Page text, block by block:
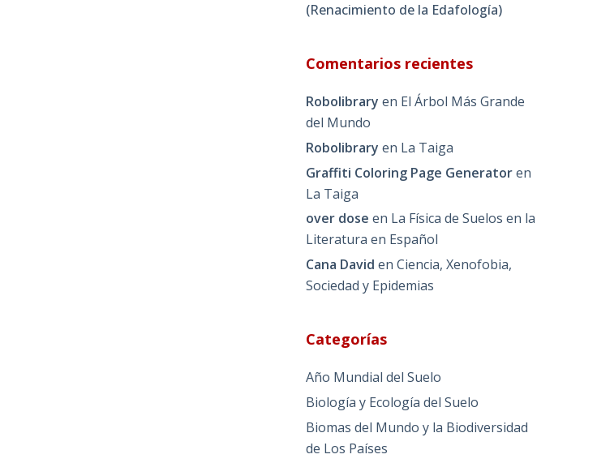
(Renacimiento de la Edafología)
Comentarios recientes
Robolibrary en El Árbol Más Grande
del Mundo
Robolibrary en La Taiga
Graffiti Coloring Page Generatoren
La Taiga
over dose en La Física de Suelos en la
Literatura en Español
Cana David enCiencia, Xenofobia,
Sociedad y Epidemias
Categorías
Año Mundial del Suelo
Biología y Ecología del Suelo
Biomas del Mundo y la Biodiversidad
de Los Países